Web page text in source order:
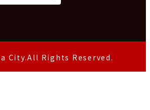
City.All Rights Reserved.